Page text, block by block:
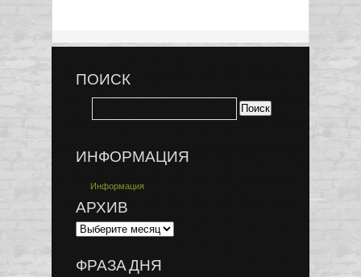
ПОИСК
ИНФОРМАЦИЯ
Информация
АРХИВ
ФРАЗА ДНЯ